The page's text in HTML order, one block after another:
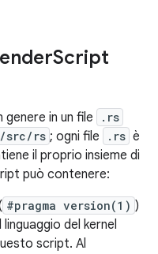
Script
genere in un file .rs
src/rs ; ogni file .rs è
il proprio insieme di
può contenere:
#pragma version(1) )
del kernel
script. Al